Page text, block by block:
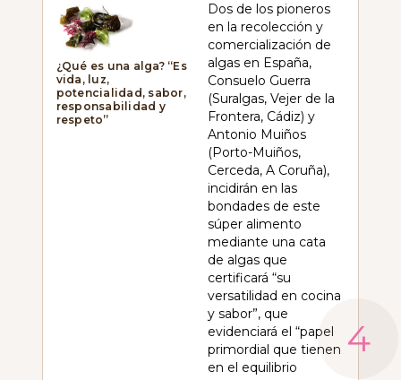
¿Qué es una alga? “Es
vida, luz,
potencialidad, sabor,
responsabilidad y
respeto”
Dos de los pioneros
en la recolección y
comercialización de
algas en España,
Consuelo Guerra
(Suralgas, Vejer de la
Frontera, Cádiz) y
Antonio Muiños
(Porto-Muiños,
Cerceda, A Coruña),
incidirán en las
bondades de este
súper alimento
mediante una cata
de algas que
certificará “su
versatilidad en cocina
y sabor”, que
evidenciará el “papel
primordial que tienen
en el equilibrio